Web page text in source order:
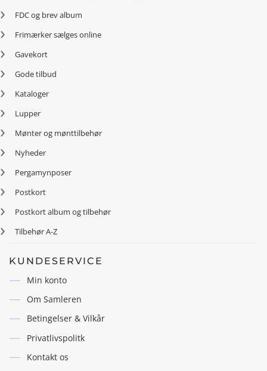
FDC og brev album
Frimærker sælges online
Gavekort
Gode tilbud
Kataloger
Lupper
Mønter og mønttilbehør
Nyheder
Pergamynposer
Postkort
Postkort album og tilbehør
Tilbehør A-Z
KUNDESERVICE
Min konto
Om Samleren
Betingelser & Vilkår
Privatlivspolitk
Kontakt os